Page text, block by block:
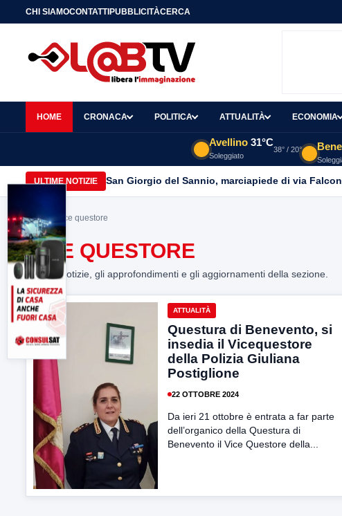
CHI SIAMOCONTATTIPUBBLICITÀCERCA
HOME CRONACA POLITICA ATTUALITÀ ECONOMIA
Avellino 31°C
Soleggiato
38° / 20°
ULTIME NOTIZIE San Giorgio del Sannio, marciapiede di via
Home> vice questore
VICE QUESTORE
Tutte le notizie, gli approfondimenti e gli aggiornamenti della sezione.
ATTUALITÀ
Questura di Benevento, si
insedia il Vicequestore
della Polizia Giuliana
Postiglione
22 OTTOBRE 2024
Da ieri 21 ottobre è entrata a far parte
dell’organico della Questura di
Benevento il Vice Questore della...